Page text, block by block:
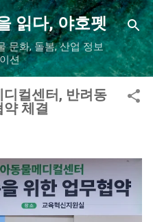
건너뛰기
읽다, 야호펫
문화, 돌봄, 산업 정보
션
컬센터, 반려동
체결